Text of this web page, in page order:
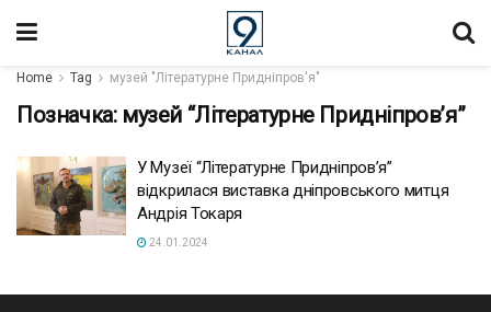
Home Tag музей "Літературне Придніпров'я"
Позначка: музей “Літературне Придніпров’я”
У Музеї “Літературне Придніпров’я”
відкрилася виставка дніпровського митця
Андрія Токаря
24.01.2024